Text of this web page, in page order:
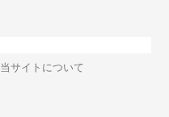
当サイトについて